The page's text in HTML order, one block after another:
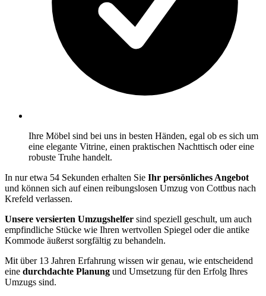
Ihre Möbel sind bei uns in besten Händen, egal ob es sich um
eine elegante Vitrine, einen praktischen Nachttisch oder eine
robuste Truhe handelt.
In nur etwa 54 Sekunden erhalten Sie Ihr persönliches Angebot
und können sich auf einen reibungslosen Umzug von Cottbus nach
Krefeld verlassen.
Unsere versierten Umzugshelfer sind speziell geschult, um auch
empfindliche Stücke wie Ihren wertvollen Spiegel oder die antike
Kommode äußerst sorgfältig zu behandeln.
Mit über 13 Jahren Erfahrung wissen wir genau, wie entscheidend
eine durchdachte Planung und Umsetzung für den Erfolg Ihres
Umzugs sind.